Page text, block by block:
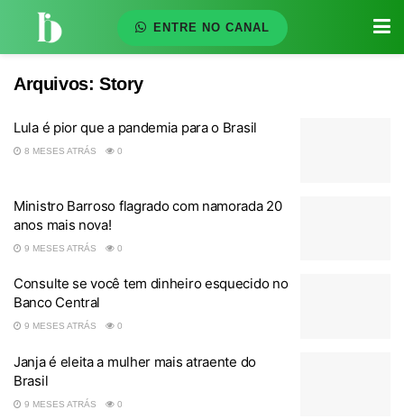
ENTRE NO CANAL
Arquivos: Story
Lula é pior que a pandemia para o Brasil
8 MESES ATRÁS 0
Ministro Barroso flagrado com namorada 20
anos mais nova!
9 MESES ATRÁS 0
Consulte se você tem dinheiro esquecido no
Banco Central
9 MESES ATRÁS 0
Janja é eleita a mulher mais atraente do
Brasil
9 MESES ATRÁS 0